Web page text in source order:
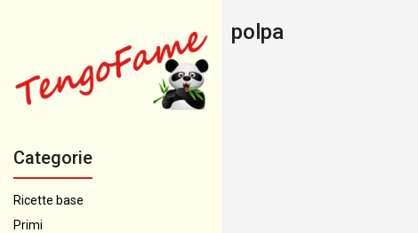
Categorie
Ricette base
Primi
polpa